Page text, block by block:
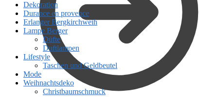
Dekoration
Durance en provence
Erlanger Bergkirchweih
Lampe Berger
Düfte
Duftlampen
Lifestyle
Taschen und Geldbeutel
Mode
Weihnachtsdeko
Christbaumschmuck